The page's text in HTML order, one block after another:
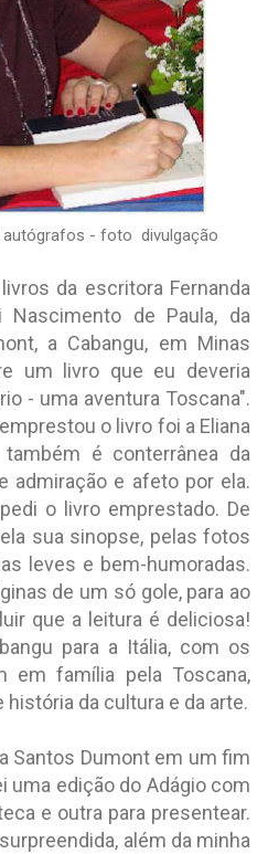
autógrafos - foto divulgação
da escritora Fernanda
Nascimento de Paula, da
a Cabangu, em Minas
um livro que eu deveria
- uma aventura Toscana".
o livro foi a Eliana
é conterrânea da
admiração e afeto por ela.
o livro emprestado. De
sua sinopse, pelas fotos
leves e bem-humoradas.
de um só gole, para ao
que a leitura é deliciosa!
para a Itália, com os
em família pela Toscana,
da cultura e da arte.
Santos Dumont em um fim
uma edição do Adágio com
e outra para presentear.
além da minha